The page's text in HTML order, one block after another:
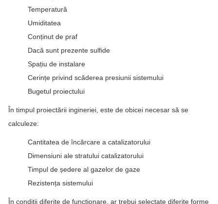
Temperatură
Umiditatea
Conținut de praf
Dacă sunt prezente sulfide
Spațiu de instalare
Cerințe privind scăderea presiunii sistemului
Bugetul proiectului
În timpul proiectării ingineriei, este de obicei necesar să se
calculeze:
Cantitatea de încărcare a catalizatorului
Dimensiuni ale stratului catalizatorului
Timpul de ședere al gazelor de gaze
Rezistența sistemului
În condiții diferite de funcționare, ar trebui selectate diferite forme